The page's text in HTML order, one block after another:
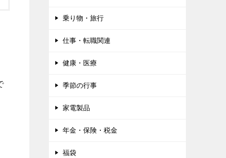
乗り物・旅行
仕事・転職関連
健康・医療
季節の行事
家電製品
年金・保険・税金
福袋